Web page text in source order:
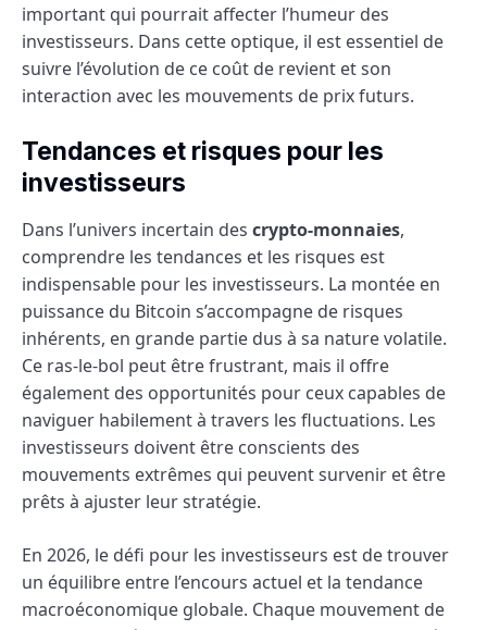
important qui pourrait affecter l’humeur des
investisseurs. Dans cette optique, il est essentiel de
suivre l’évolution de ce coût de revient et son
interaction avec les mouvements de prix futurs.
Tendances et risques pour les
investisseurs
Dans l’univers incertain des crypto-monnaies,
comprendre les tendances et les risques est
indispensable pour les investisseurs. La montée en
puissance du Bitcoin s’accompagne de risques
inhérents, en grande partie dus à sa nature volatile.
Ce ras-le-bol peut être frustrant, mais il offre
également des opportunités pour ceux capables de
naviguer habilement à travers les fluctuations. Les
investisseurs doivent être conscients des
mouvements extrêmes qui peuvent survenir et être
prêts à ajuster leur stratégie.
En 2026, le défi pour les investisseurs est de trouver
un équilibre entre l’encours actuel et la tendance
macroéconomique globale. Chaque mouvement de